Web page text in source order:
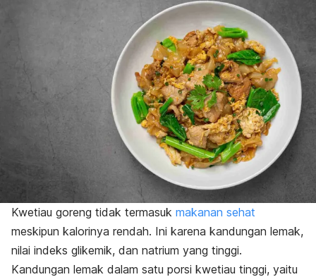
Kwetiau goreng tidak termasuk makanan sehat
meskipun kalorinya rendah. Ini karena kandungan lemak,
nilai indeks glikemik, dan natrium yang tinggi.
Kandungan lemak dalam satu porsi kwetiau tinggi, yaitu